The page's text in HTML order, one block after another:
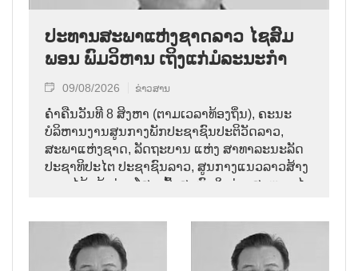
ປະທານສະພາແຫ່ງຊາດລາວ ໄຊສົມ
ພອນ ພົມວິຫານ ເຖິງແກ່ມໍລະນະກຳ
09/08/2026 ຂ່າວສານ
ຄ່ຳຄືນວັນທີ 8 ສິງຫາ (ຕາມເວລາທ້ອງຖິ່ນ), ຄະນະ
ບໍລິຫານງານສູນກາງພັກປະຊາຊົນປະຕິວັດລາວ,
ສະພາແຫ່ງຊາດ, ລັດຖະບານ ແຫ່ງ ສາທາລະນະລັດ
ປະຊາທິປະໄຕ ປະຊາຊົນລາວ, ສູນກາງແນວລາວສ້າງ
ຊາດ ໄດ້ແຈ້ງຂ່າວໂສກເສົ້າສະຫຼົດໃຈວ່າ: ສະຫາຍ ໄຊ
ໄດ້ເຖິງແກ່ມໍລະນະກຳ ໃນອາຍຸ 70 ປີ, ຫຼັງຈາກປ່ວຍ
ຮ້າຍແຮງມາເປັນໄລຍະໜຶ່ງ.